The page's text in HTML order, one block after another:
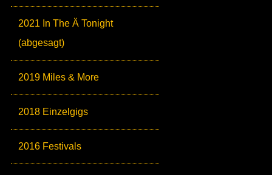
2021 In The Ä Tonight
(abgesagt)
2019 Miles & More
2018 Einzelgigs
2016 Festivals